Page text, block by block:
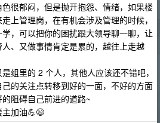
很郁闷，但是抛开抱怨、情绪，如果楼
上管理岗，在有机会涉及管理的时候，
，可以把你的困扰跟大领导聊一聊，让
、又做事情肯定是累的，越往上走越
组里的 2 个人，其他人应该还不错吧，
的关注点转移到好的一面，不好的方面
阻碍自己前进的道路~
加油💪😄